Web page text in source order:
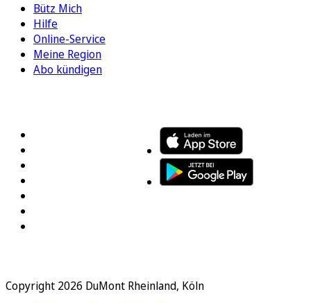
Bütz Mich
Hilfe
Online-Service
Meine Region
Abo kündigen
Copyright 2026 DuMont Rheinland, Köln